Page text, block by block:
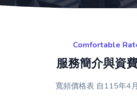
Comfortable
服務簡介與資
寬頻價格表 自115年4